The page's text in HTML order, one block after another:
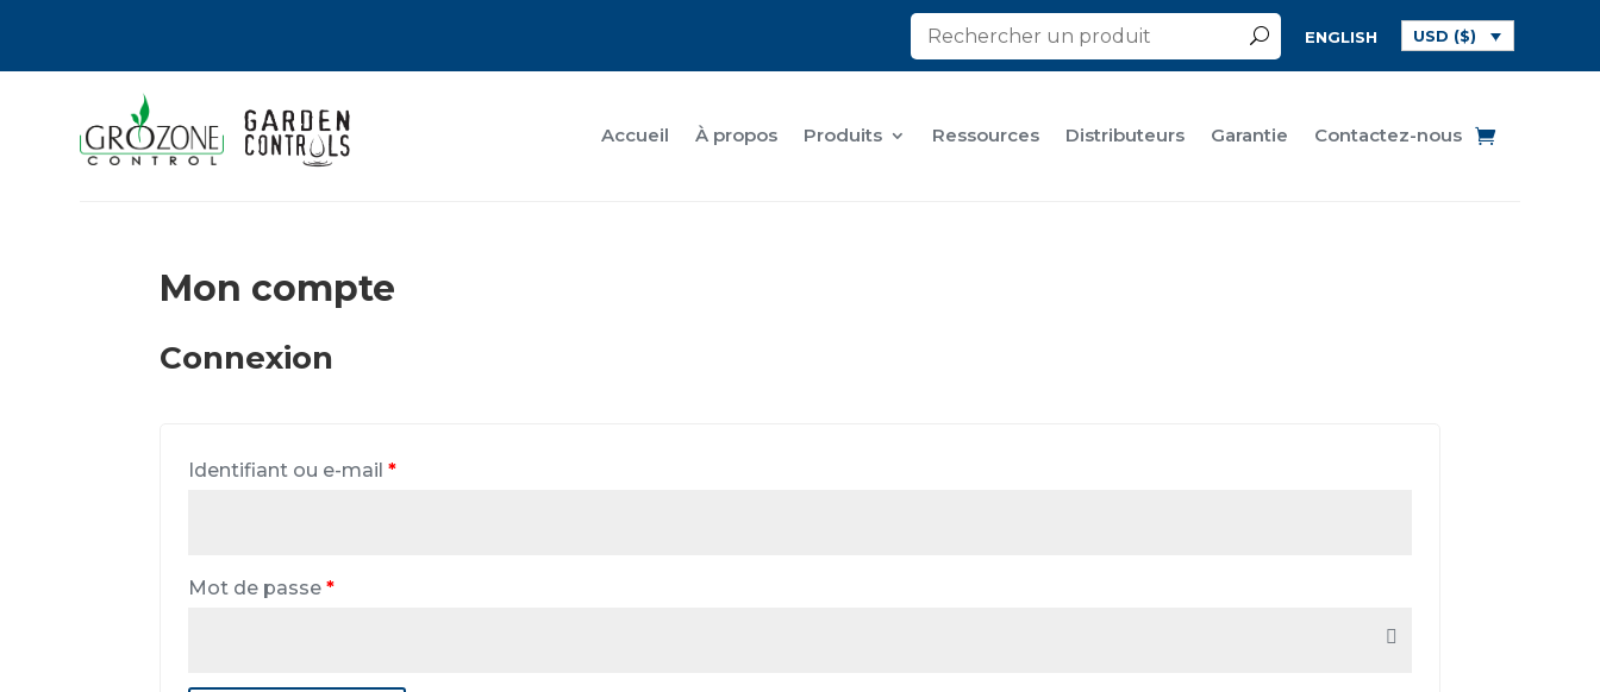
ENGLISH USD ($)
Accueil À propos Produits Ressources Distributeurs Garantie Contactez-nous
Mon compte
Connexion
Identifiant ou e-mail*
Mot de passe*